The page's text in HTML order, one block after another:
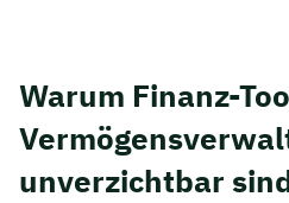
Warum Finanz-
unverzichtbar